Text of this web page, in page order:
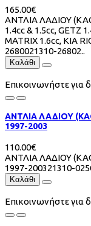
165.00€
ΑΝΤΛΙΑ ΛΑΔΙΟΥ
1.4cc & 1.5cc, GETZ
MATRIX 1.6cc, KIA
2680021310-26802..
Καλάθι
Επικοινωνήστε για
ΑΝΤΛΙΑ ΛΑΔΙΟΥ
1997-2003
110.00€
ΑΝΤΛΙΑ ΛΑΔΙΟΥ
1997-200321310-
Καλάθι
Επικοινωνήστε για